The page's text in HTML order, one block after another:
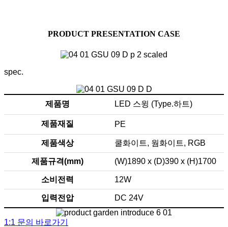
PRODUCT PRESENTATION CASE
spec.
제품명 LED 스윙 (Type.하트)
제품재질 PE
제품색상 쿨화이트, 웜화이트, RGB
제품규격(mm) (W)1890 x (D)390 x (H)1700
소비전력 12W
입력전압 DC 24V
1:1 문의 바로가기